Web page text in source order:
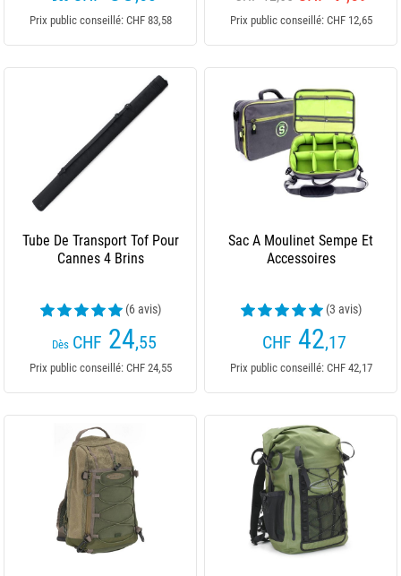
Prix public conseillé: CHF 83,58 Prix public conseillé: CHF 12,65
Tube De Transport Tof Pour
Cannes 4 Brins
(6 avis)
Dès CHF 24,55
Prix public conseillé: CHF 24,55
Sac A Moulinet Sempe Et
Accessoires
(3 avis)
CHF 42,17
Prix public conseillé: CHF 42,17